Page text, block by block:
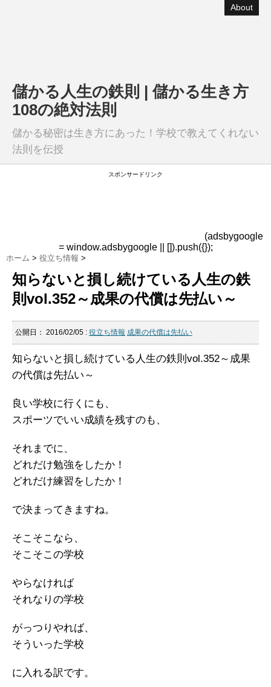
About
儲かる人生の鉄則 | 儲かる生き方
108の絶対法則
儲かる秘密は生き方にあった！学校で教えてくれない
法則を伝授
スポンサードリンク
(adsbygoogle
= window.adsbygoogle || []).push({});
ホーム > 役立ち情報 >
知らないと損し続けている人生の鉄
則vol.352～成果の代償は先払い～
公開日： 2016/02/05 : 役立ち情報 成果の代償は先払い
知らないと損し続けている人生の鉄則vol.352～成果
の代償は先払い～
良い学校に行くにも、
スポーツでいい成績を残すのも、
それまでに、
どれだけ勉強をしたか！
どれだけ練習をしたか！
で決まってきますね。
そこそこなら、
そこそこの学校
やらなければ
それなりの学校
がっつりやれば、
そういった学校
に入れる訳です。